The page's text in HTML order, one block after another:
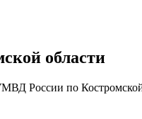
области
России по